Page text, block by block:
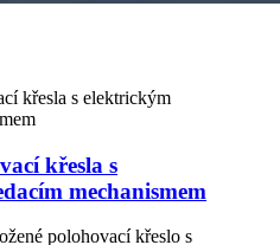
křesla s
mechanismem